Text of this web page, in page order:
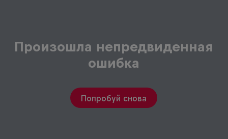
Произошла непредвиденная
ошибка
Попробуй снова